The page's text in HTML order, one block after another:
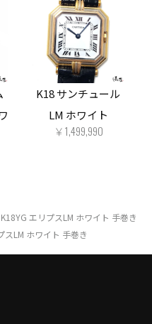
K18 サンチュール
LM ホワイト
￥1,499,990
K18YG エリプスLM ホワイト 手巻き
スLM ホワイト 手巻き